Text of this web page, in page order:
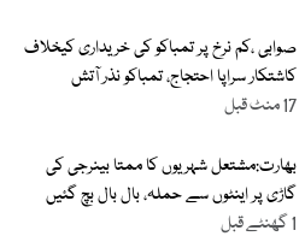
صوابی ،کم نرخ پر تمباکو کی خریداری کیخلاف
کاشتکار سراپا احتجاج، تمباکو نذر آتش
17 منٹ قبل
بھارت:مشتعل شہریوں کا ممتا بینرجی کی
گاڑی پر اینٹوں سے حملہ، بال بال بچ گئیں
1 گھنٹے قبل